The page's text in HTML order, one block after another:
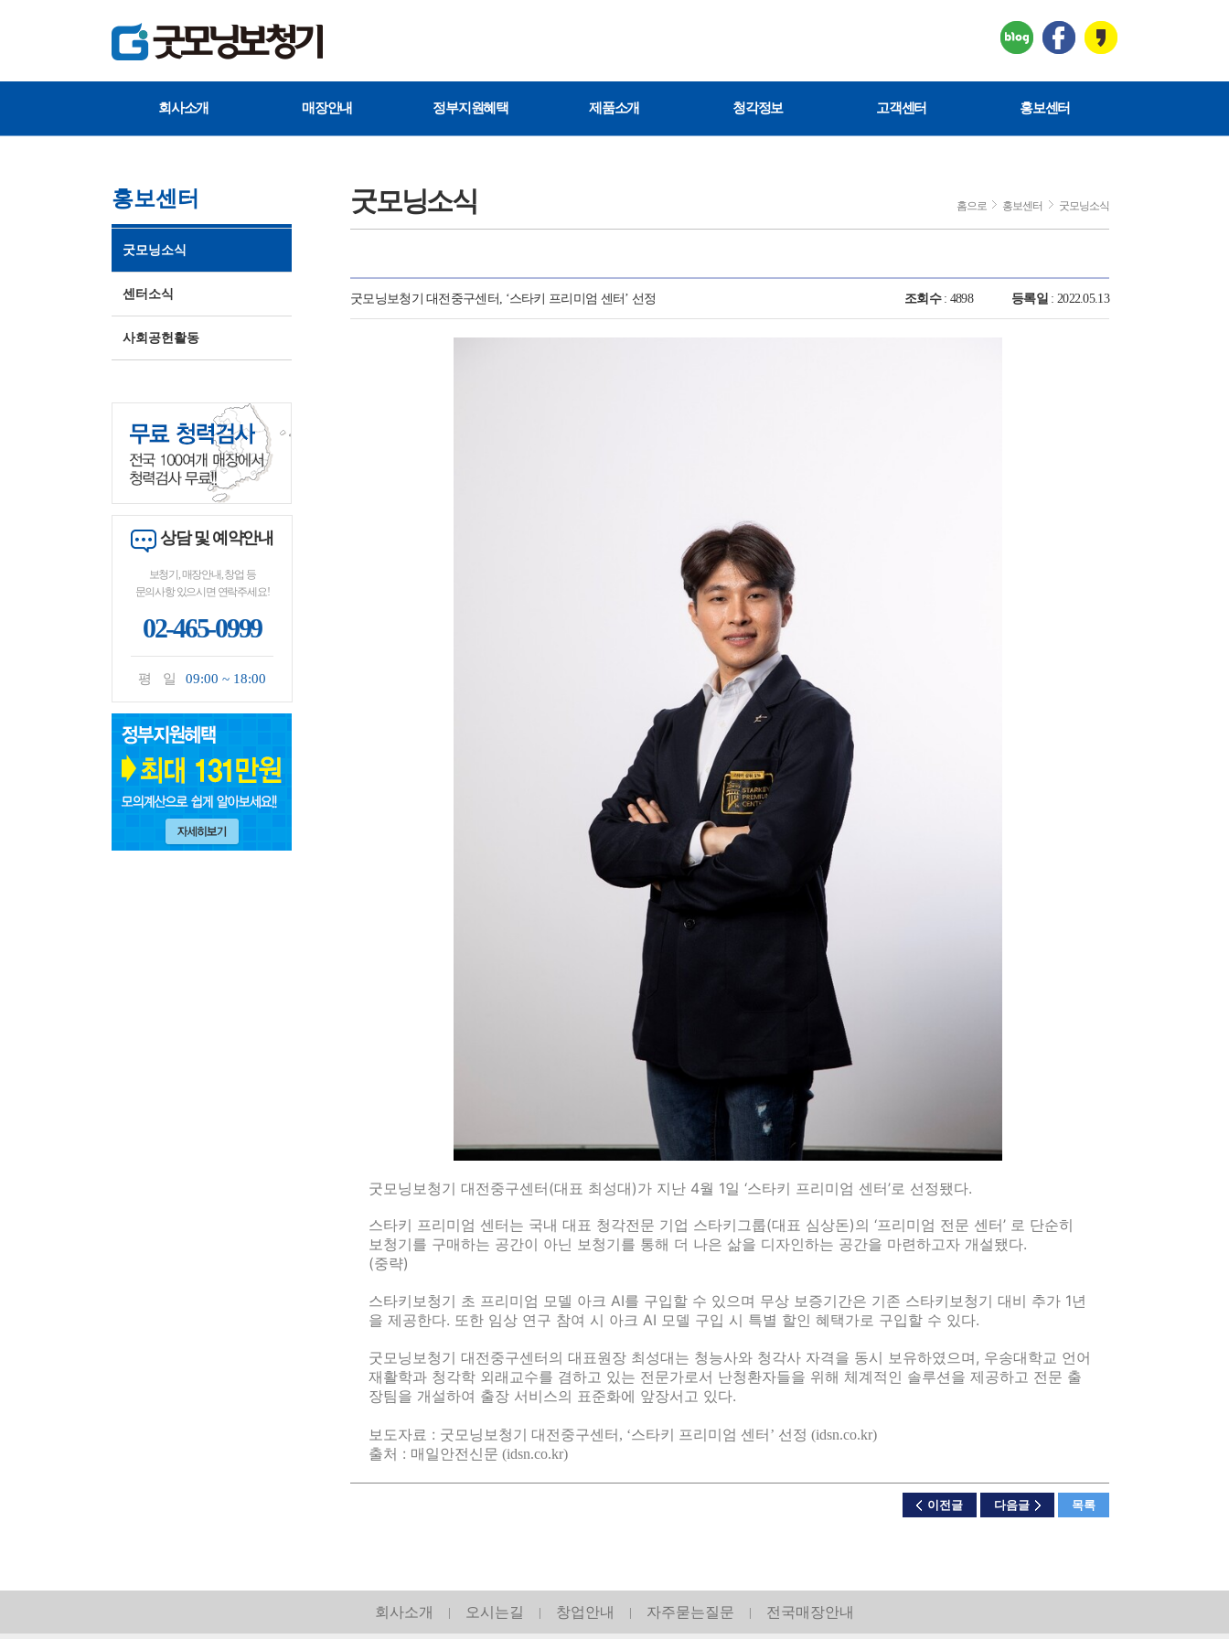
회사소개 매장안내 정부지원혜택 제품소개 청각정보 고객센터 홍보센터
홍보센터
굿모닝소식
센터소식
사회공헌활동
상담 및 예약안내
보청기, 매장안내, 창업 등
문의사항 있으시면 연락주세요!
02-465-0999
평 일 09:00 ~ 18:00
굿모닝소식 홈으로 홍보센터 굿모닝소식
굿모닝보청기 대전중구센터, ‘스타키 프리미엄 센터’ 선정 조회수 : 4898 등록일 : 2022.05.13
굿모닝보청기 대전중구센터(대표 최성대)가 지난 4월 1일 ‘스타키 프리미엄 센터’로 선정됐다.
스타키 프리미엄 센터는 국내 대표 청각전문 기업 스타키그룹(대표 심상돈)의 ‘프리미엄 전문 센터’ 로 단순히
보청기를 구매하는 공간이 아닌 보청기를 통해 더 나은 삶을 디자인하는 공간을 마련하고자 개설됐다.
(중략)
스타키보청기 초 프리미엄 모델 아크 AI를 구입할 수 있으며 무상 보증기간은 기존 스타키보청기 대비 추가 1년
을 제공한다. 또한 임상 연구 참여 시 아크 AI 모델 구입 시 특별 할인 혜택가로 구입할 수 있다.
굿모닝보청기 대전중구센터의 대표원장 최성대는 청능사와 청각사 자격을 동시 보유하였으며, 우송대학교 언어
재활학과 청각학 외래교수를 겸하고 있는 전문가로서 난청환자들을 위해 체계적인 솔루션을 제공하고 전문 출
장팀을 개설하여 출장 서비스의 표준화에 앞장서고 있다.
보도자료 : 굿모닝보청기 대전중구센터, ‘스타키 프리미엄 센터’ 선정 (idsn.co.kr)
출처 : 매일안전신문 (idsn.co.kr)
이전글 다음글 목록
회사소개 | 오시는길 | 창업안내 | 자주묻는질문 | 전국매장안내